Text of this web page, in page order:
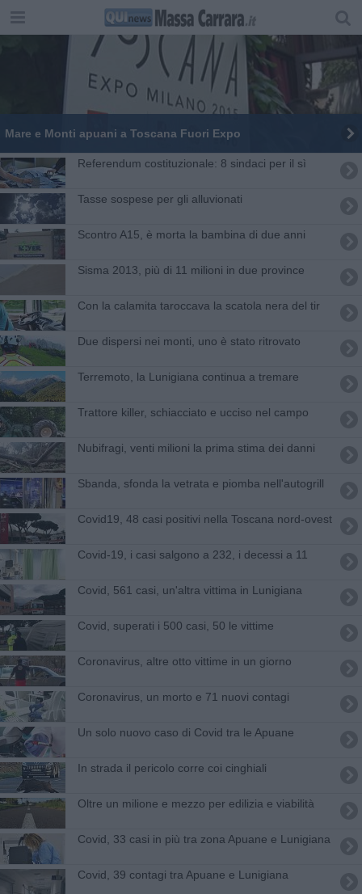
Mare e Monti apuani a Toscana Fuori Expo
​Referendum costituzionale: 8 sindaci per il sì
Tasse sospese per gli alluvionati
Scontro A15, è morta la bambina di due anni
Sisma 2013, più di 11 milioni in due province
Con la calamita taroccava la scatola nera del tir
Due dispersi nei monti, uno è stato ritrovato
Terremoto, la Lunigiana continua a tremare
Trattore killer, schiacciato e ucciso nel campo
Nubifragi, venti milioni la prima stima dei danni
Sbanda, sfonda la vetrata e piomba nell'autogrill
Covid19, 48 casi positivi nella Toscana nord-ovest
Covid-19, i casi salgono a 232, i decessi a 11
Covid, 561 casi, un'altra vittima in Lunigiana
Covid, superati i 500 casi, 50 le vittime
Coronavirus, altre otto vittime in un giorno
Coronavirus, un morto e 71 nuovi contagi
Un solo nuovo caso di Covid tra le Apuane
In strada il pericolo corre coi cinghiali
Oltre un milione e mezzo per edilizia e viabilità
Covid, 33 casi in più tra zona Apuane e Lunigiana
Covid, 39 contagi tra Apuane e Lunigiana